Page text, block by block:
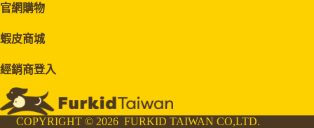
官網購物
蝦皮商城
經銷商登入
COPYRIGHT © 2026 FURKID TAIWAN CO,LTD.